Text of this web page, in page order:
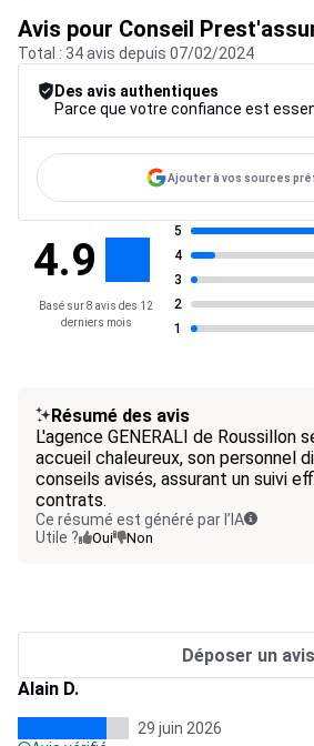
Avis pour Conseil
Total : 34 avis depuis 07/02/2024
Des avis authentiques
Ajouter à vos sources
4.9
Basé sur 8 avis des 12
derniers mois
5
4
3
2
1
Résumé des avis
L'agence GENERALI de Roussillon
accueil chaleureux, son personnel
conseils avisés, assurant un suivi
contrats.
Ce résumé est généré par l’IA
Utile ?
Oui Non
Déposer un avis
Alain D.
29 juin 2026